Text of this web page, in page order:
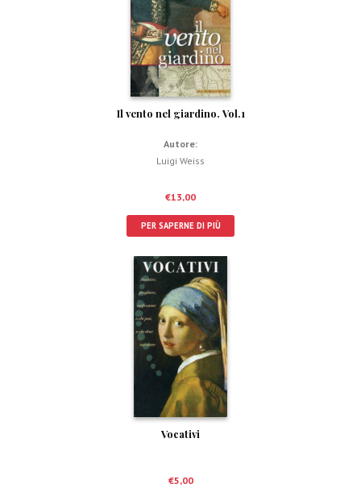
Il vento nel giardino. Vol.1
Autore:
Luigi Weiss
€13,00
PER SAPERNE DI PIÙ
Vocativi
€5,00